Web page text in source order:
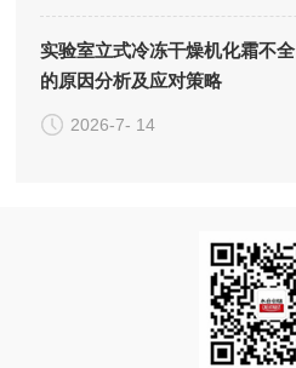
实验室立式冷冻干燥机化霜不全
的原因分析及应对策略
2026-7- 14